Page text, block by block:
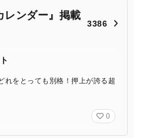
レンダー』掲載
3386
れをとっても別格！押上が誇る超
0